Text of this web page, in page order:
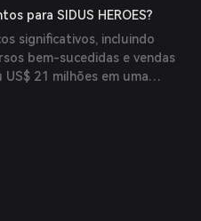
para SIDUS HEROES?
significativos, incluindo
bem-sucedidas e vendas
21 milhões em uma
e realizou múltiplos
aproximadamente